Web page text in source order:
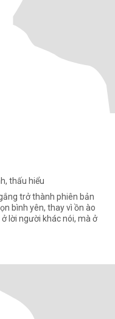
thấu hiểu
trở thành phiên bản
bình yên, thay vì ồn ào
lời người khác nói, mà ở